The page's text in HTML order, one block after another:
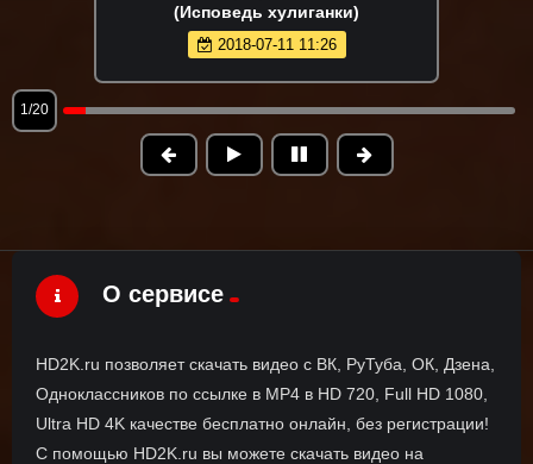
(Исповедь хулиганки)
2018-07-11 11:26
1/20
О сервисе
HD2K.ru позволяет скачать видео с ВК, РуТуба, ОК, Дзена,
Одноклассников по ссылке в MP4 в HD 720, Full HD 1080,
Ultra HD 4K качестве бесплатно онлайн, без регистрации!
С помощью HD2K.ru вы можете скачать видео на